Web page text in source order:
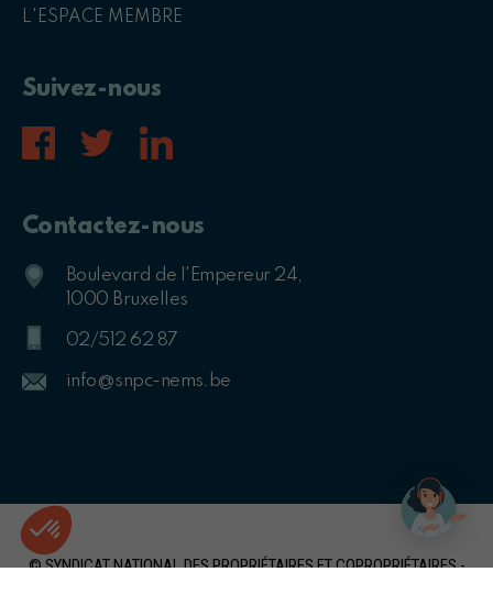
Suivez-nous
L'ESPACE MEMBRE
Contactez-nous
Boulevard de l'Empereur 24,
1000 Bruxelles
02/512 62 87
info@snpc-nems.be
© SYNDICAT NATIONAL DES PROPRIÉTAIRES ET COPROPRIÉTAIRES -